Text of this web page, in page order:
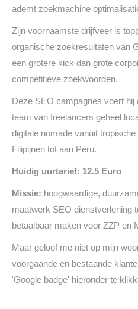
ademt zoekmachine
Zijn voornaamste drijfveer is
organische zoekresultaten van
een grotere kick dan grote
competitieve zoekwoorden.
Deze SEO campagnes voert
team van freelancers geheel
digitale nomade vanuit
Filipijnen tot aan Peru.
Huidig uurtarief: 12.5 Euro
Missie: hoogwaardige,
maatwerk SEO dienstverlening
betaalbaar maken voor ZZP en
Maar geloof me niet op mijn
voorgaande en bestaande
'Google badge' hieronder te